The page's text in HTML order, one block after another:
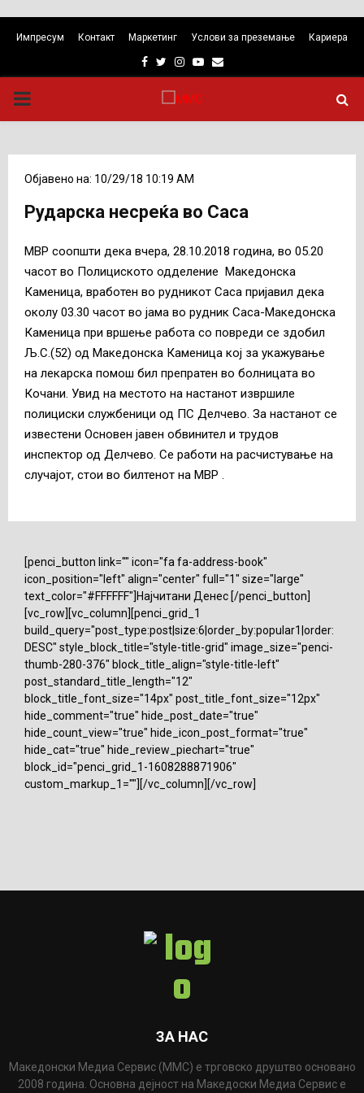
Импресум Контакт Маркетинг Услови за преземање Кариера
Facebook
TwitterInstagram
Youtube
Email
PRIMARY
Објавено на: 10/29/18 10:19 AM
Рударска несреќа во Саса
МВР соопшти дека вчера, 28.10.2018 година, во 05.20
часот во Полициското одделение Македонска
Каменица, вработен во рудникот Саса пријавил дека
околу 03.30 часот во јама во рудник Саса-Македонска
Каменица при вршење работа со повреди се здобил
Љ.С.(52) од Македонска Каменица кој за укажување
на лекарска помош бил препратен во болницата во
Кочани. Увид на местото на настанот извршиле
полициски службеници од ПС Делчево. За настанот се
известени Основен јавен обвинител и трудов
инспектор од Делчево. Се работи на расчистување на
случајот, стои во билтенот на МВР .
[penci_button link="" icon="fa fa-address-book"
icon_position="left" align="center" full="1" size="large"
text_color="#FFFFFF"]Најчитани Денес [/penci_button]
[vc_row][vc_column][penci_grid_1
build_query="post_type:post|size:6|order_by:popular1|order:
DESC" style_block_title="style-title-grid" image_size="penci-
thumb-280-376" block_title_align="style-title-left"
post_standard_title_length="12"
block_title_font_size="14px" post_title_font_size="12px"
hide_comment="true" hide_post_date="true"
hide_count_view="true" hide_icon_post_format="true"
hide_cat="true" hide_review_piechart="true"
block_id="penci_grid_1-1608288871906"
custom_markup_1=""][/vc_column][/vc_row]
ЗА НАС
Македонски Медиа Сервис (ММС) е трговско друштво основано
2008 година. Основна дејност на Македоски Медиа Сервис е